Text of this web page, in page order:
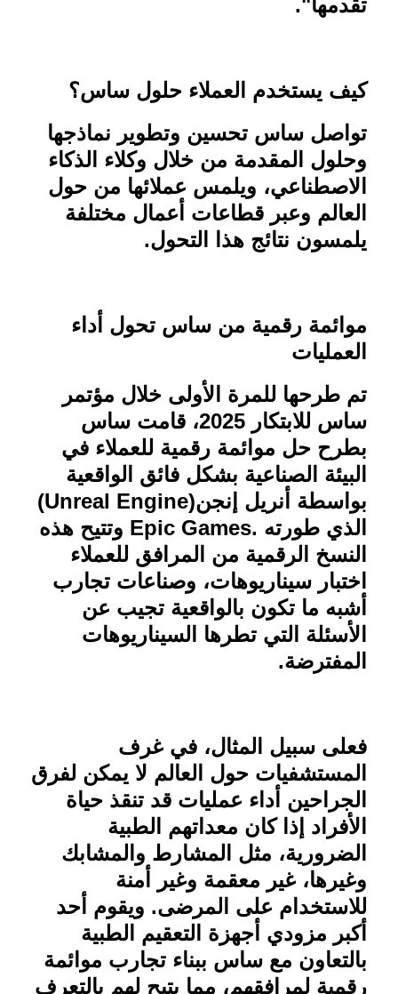
كيف يستخدم العملاء حلول ساس؟
تواصل ساس تحسين وتطوير نماذجها
وحلول المقدمة من خلال وكلاء الذكاء
الاصطناعي، ويلمس عملائها من حول
العالم وعبر قطاعات أعمال مختلفة
يلمسون نتائج هذا التحول.
موائمة رقمية من ساس تحول أداء
العمليات
تم طرحها للمرة الأولى خلال مؤتمر
ساس للابتكار 2025، قامت ساس
بطرح حل موائمة رقمية للعملاء في
البيئة الصناعية بشكل فائق الواقعية
بواسطة أنريل إنجن(Unreal Engine)
الذي طورته Epic Games. وتتيح هذه
النسخ الرقمية من المرافق للعملاء
اختبار سيناريوهات، وصناعات تجارب
أشبه ما تكون بالواقعية تجيب عن
الأسئلة التي تطرها السيناريوهات
المفترضة.
فعلى سبيل المثال، في غرف
المستشفيات حول العالم لا يمكن لفرق
الجراحين أداء عمليات قد تنقذ حياة
الأفراد إذا كان معداتهم الطبية
الضرورية، مثل المشارط والمشابك
وغيرها، غير معقمة وغير أمنة
للاستخدام على المرضى. ويقوم أحد
أكبر مزودي أجهزة التعقيم الطبية
بالتعاون مع ساس ببناء تجارب موائمة
رقمية لمرافقهم، مما يتيح لهم بالتعرف